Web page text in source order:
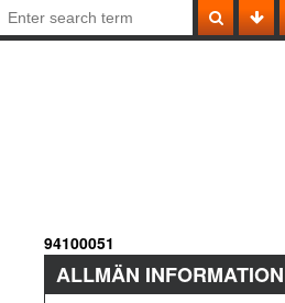
94100051
ALLMÄN INFORMATION